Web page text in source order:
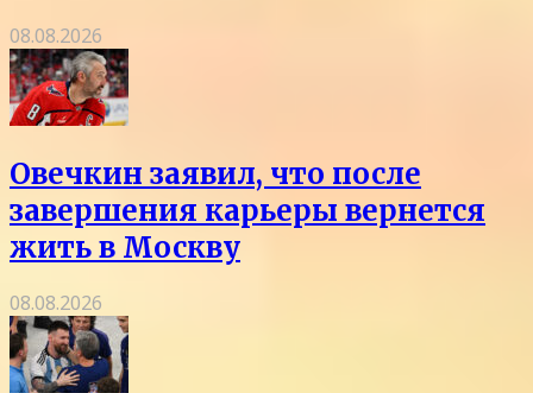
08.08.2026
Овечкин заявил, что после
завершения карьеры вернется
жить в Москву
08.08.2026